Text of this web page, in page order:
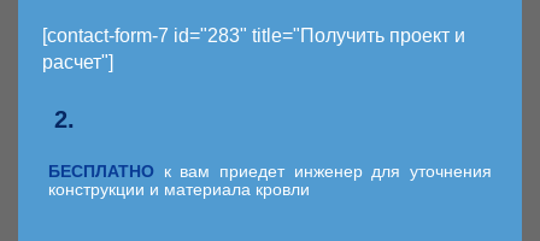
[contact-form-7 id="283" title="Получить проект и
расчет"]
2.
БЕСПЛАТНО к вам приедет инженер для уточнения
конструкции и материала кровли